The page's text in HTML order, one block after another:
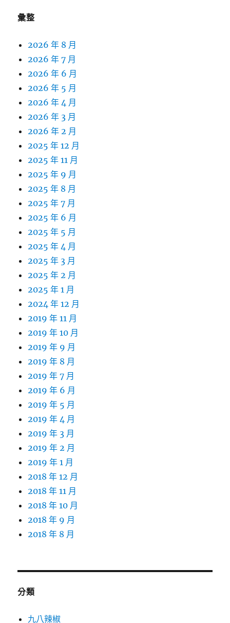
彙整
2026 年 8 月
2026 年 7 月
2026 年 6 月
2026 年 5 月
2026 年 4 月
2026 年 3 月
2026 年 2 月
2025 年 12 月
2025 年 11 月
2025 年 9 月
2025 年 8 月
2025 年 7 月
2025 年 6 月
2025 年 5 月
2025 年 4 月
2025 年 3 月
2025 年 2 月
2025 年 1 月
2024 年 12 月
2019 年 11 月
2019 年 10 月
2019 年 9 月
2019 年 8 月
2019 年 7 月
2019 年 6 月
2019 年 5 月
2019 年 4 月
2019 年 3 月
2019 年 2 月
2019 年 1 月
2018 年 12 月
2018 年 11 月
2018 年 10 月
2018 年 9 月
2018 年 8 月
分類
九八辣椒